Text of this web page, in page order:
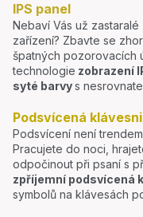
IPS panel
Nebaví Vás už
zařízení? Zbavte se
špatných pozorovacích
technologie zobrazení
syté barvys
Podsvícená
Podsvícení není
Pracujete do noci,
odpočinout při psaní s
zpříjemní podsvícená
symbolů na klávesách